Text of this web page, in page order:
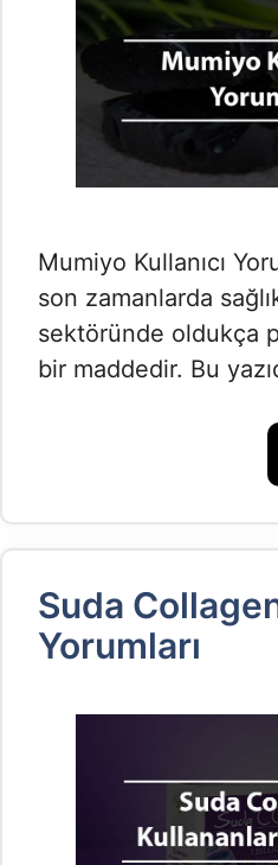
Mumiyo Kullanıcı
son zamanlarda
sektöründe oldukça
bir maddedir. Bu
Suda
Yorumları